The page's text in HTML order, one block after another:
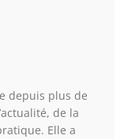
depuis plus de
de la
Elle a